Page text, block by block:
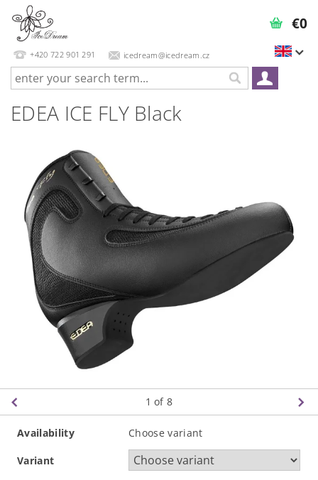
+420 722 901 291 icedream@icedream.cz
€0
EDEA ICE FLY Black
1 of 8
Availability Choose variant
Variant